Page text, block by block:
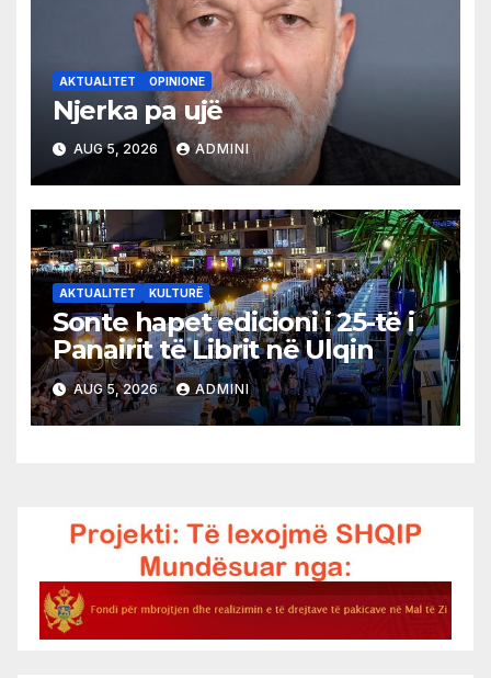
AKTUALITET OPINIONE
Njerka pa ujë
AUG 5, 2026 ADMINI
AKTUALITET KULTURË
Sonte hapet edicioni i 25-të i
Panairit të Librit në Ulqin
AUG 5, 2026 ADMINI